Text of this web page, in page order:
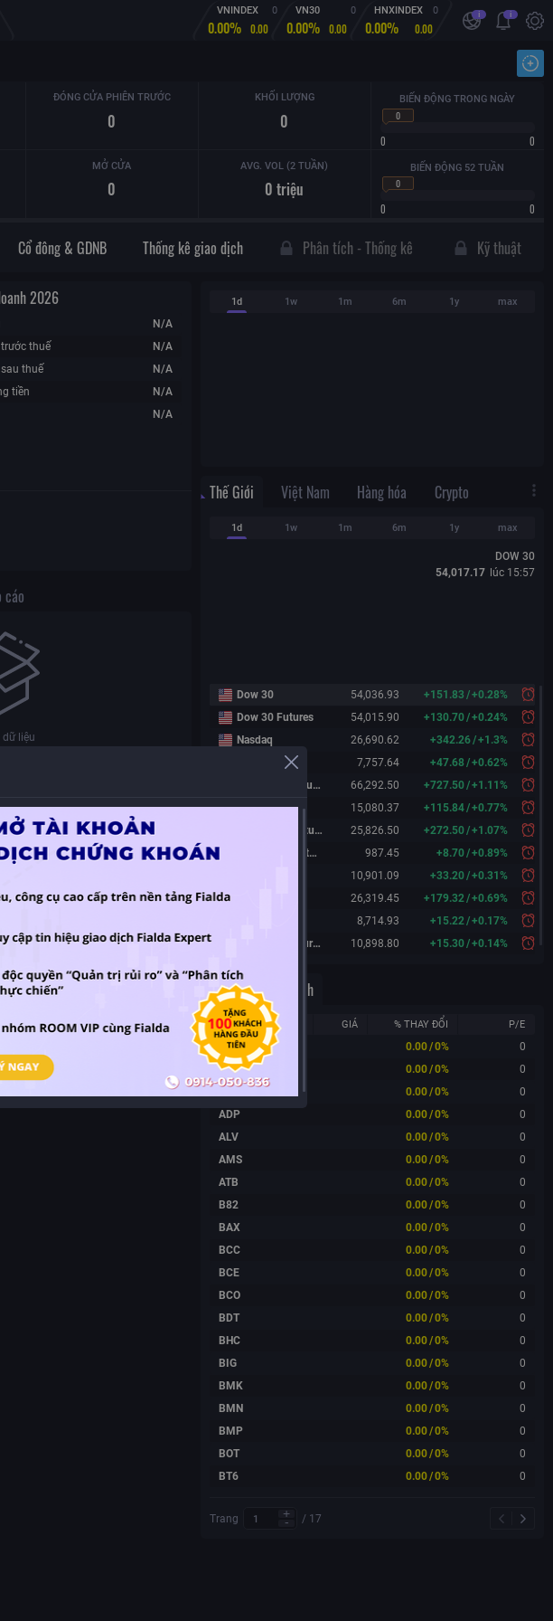
VNINDEX 0
0.00% 0.00
VN30 0
0.00% 0.00
HNXINDEX 0
0.00% 0.00
i i
ĐÓNG CỬA PHIÊN TRƯỚC
0
KHỐI LƯỢNG
0
BIẾN ĐỘNG TRONG NGÀY
0
0 0
MỞ CỬA
0
AVG. VOL (2 TUẦN)
0 triệu
BIẾN ĐỘNG 52 TUẦN
0
0
0
Cổ đông & GDNB Thống kê giao dịch Phân tích - Thống kê Kỹ thuật
2026
N/A
thuế
N/A
thuế
N/A
tiền
N/A
N/A
cáo
dữ liệu
1d 1w 1m 6m 1y max
Thế Giới Việt Nam Hàng hóa Crypto
1d 1w 1m 6m 1y max
DOW 30
54,017.17 lúc 15:57
Dow 30 54,036.93 +151.83 /+0.28%
Dow 30 Futures
54,015.90 +130.70/+0.24%
Nasdaq
26,690.62 +342.26/+1.3%
7,757.64 +47.68/+0.62%
Nikkei 225 Futures
66,292.50 +727.50/+1.11%
China A50
15,080.37 +115.84/+0.77%
Hang Seng Futures
25,826.50 +272.50/+1.07%
KOSPI 200 Futures
987.45 +8.70/+0.89%
10,901.09 +33.20/+0.31%
26,319.45 +179.32/+0.69%
8,714.93 +15.22/+0.17%
FTSE 100 Futures
10,898.80 +15.30/+0.14%
Công ty cùng ngành
MÃ GIÁ % THAY ĐỔI P/E
ACC 0.00/0%
0
ACE
0.00/0%
0
0.00/0%
0
ADP
0.00/0%
0
ALV
0.00/0%
0
AMS
0.00/0%
0
ATB
0.00/0%
0
B82
0.00/0%
0
BAX
0.00/0%
0
BCC
0.00/0%
0
BCE
0.00/0%
0
BCO
0.00/0%
0
BDT
0.00/0%
0
BHC
0.00/0%
0
BIG
0.00/0%
0
BMK
0.00/0%
0
BMN
0.00/0%
0
BMP
0.00/0%
0
BOT
0.00/0%
0
BT6
0.00/0% 0
Trang / 17